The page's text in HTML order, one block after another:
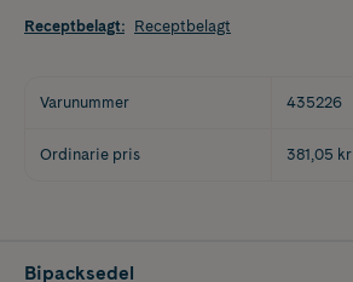
Receptbelagt: Receptbelagt
Varunummer 435226
Ordinarie pris 381,05 kr
Bipacksedel